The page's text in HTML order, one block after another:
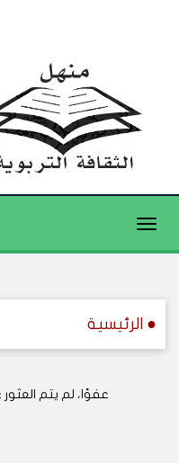
Toggle
● الرئيسية
عفوًا، لم يتم